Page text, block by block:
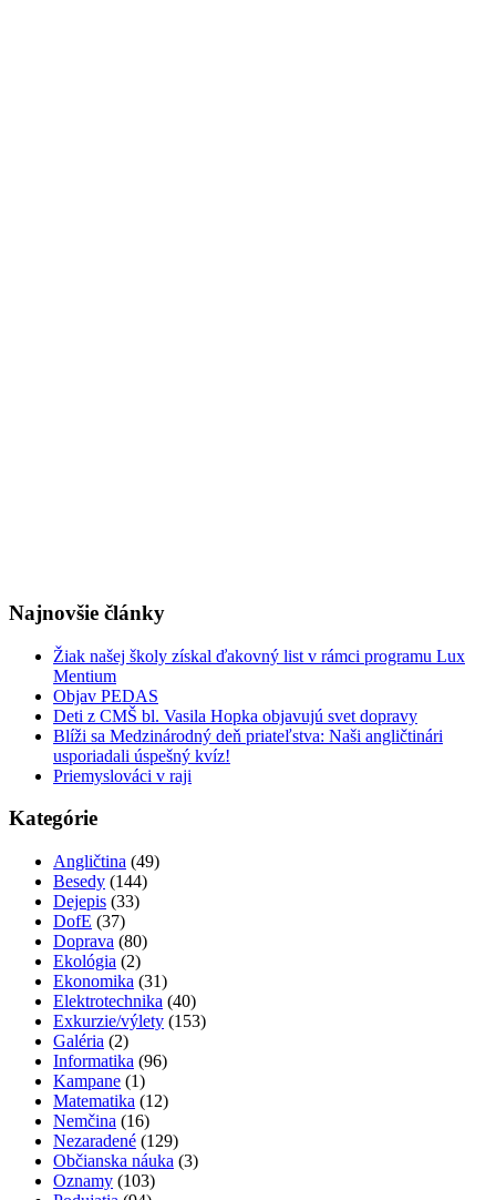
Najnovšie články
Žiak našej školy získal ďakovný list v rámci programu Lux
Mentium
Objav PEDAS
Deti z CMŠ bl. Vasila Hopka objavujú svet dopravy
Blíži sa Medzinárodný deň priateľstva: Naši angličtinári
usporiadali úspešný kvíz!
Priemyslováci v raji
Kategórie
Angličtina (49)
Besedy (144)
Dejepis (33)
DofE (37)
Doprava (80)
Ekológia (2)
Ekonomika (31)
Elektrotechnika (40)
Exkurzie/výlety (153)
Galéria (2)
Informatika (96)
Kampane (1)
Matematika (12)
Nemčina (16)
Nezaradené (129)
Občianska náuka (3)
Oznamy (103)